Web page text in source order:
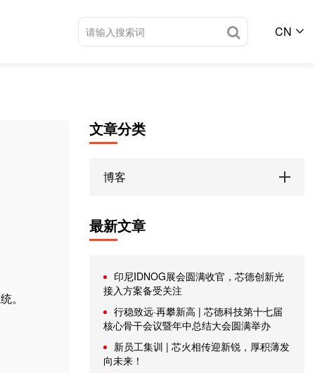
CN
。
文章分类
博客
最新文章
印尼IDNOG展会圆满收官，芯德创新光
接入方案备受关注
行稳致远·再攀新高 | 芯德科技第十七届
核心骨干会议暨年中总结大会圆满举办
新员工集训 | 芯火相传迎新锐，厚积薄发
向未来！